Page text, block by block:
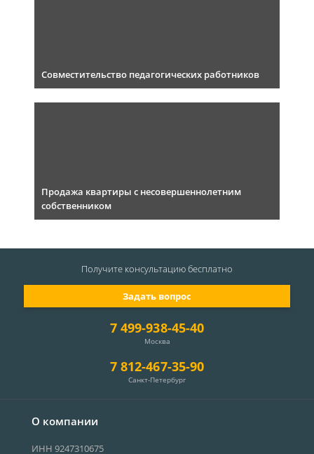
Совместительство педагогических работников
Продажа квартиры с несовершеннолетним
собственником
О компании
ИНН 9247310675
7 499-938-45-40
Москва
7 812-467-35-90
Санкт-Петербург
Задать вопрос
Получите консультациюбесплатно